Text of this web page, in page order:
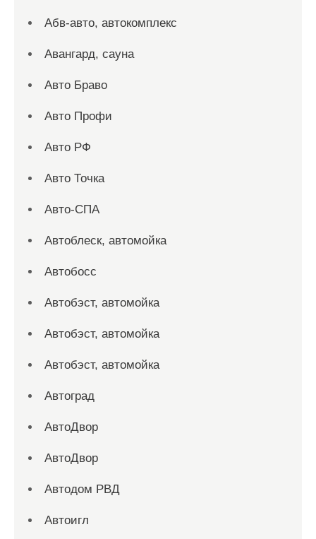
Абв-авто, автокомплекс
Авангард, сауна
Авто Браво
Авто Профи
Авто РФ
Авто Точка
Авто-СПА
Автоблеск, автомойка
Автобосс
Автобэст, автомойка
Автобэст, автомойка
Автобэст, автомойка
Автоград
АвтоДвор
АвтоДвор
Автодом РВД
Автоигл